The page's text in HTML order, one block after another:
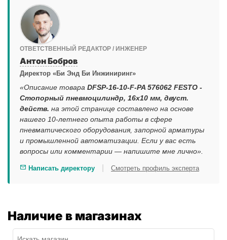
ОТВЕТСТВЕННЫЙ РЕДАКТОР / ИНЖЕНЕР
Антон Бобров
Директор «Би Энд Би Инжиниринг»
«Описание товара DFSP-16-10-F-PA 576062 FESTO -
Стопорный пневмоцилиндр, 16x10 мм, двуст.
действ. на этой странице составлено на основе
нашего 10-летнего опыта работы в сфере
пневматического оборудования, запорной арматуры
и промышленной автоматизации. Если у вас есть
вопросы или комментарии — напишите мне лично».
Написать директору Смотреть профиль эксперта
Наличие в магазинах